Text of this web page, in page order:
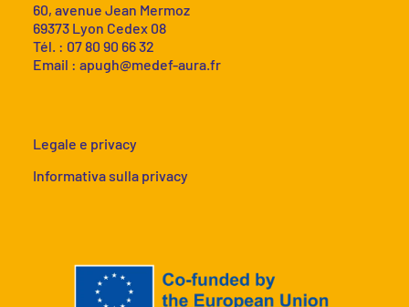
60, avenue Jean Mermoz
69373 Lyon Cedex 08
Tél. : 07 80 90 66 32
Email : apugh@medef-aura.fr
Legale e privacy
Informativa sulla privacy